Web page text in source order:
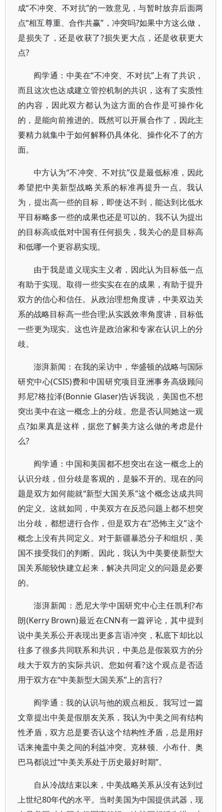
成“不冲突、不对抗”的一致意见，与暂时放弃后面两
点“相互尊重、合作共赢”，冲突吗?如果中方这么做，
是损失了，还是收获了?损失更大点，还是收获更大
点?
阎学通：中美在“不冲突、不对抗”上有了共识，
而且这次也达成建立管控机制的共识，这有了实质性
的内容，因此双方都认为这方面的合作是可操作化
的，是能向前推进的。既然可以开展合作了，因此主
要精力就集中于如何解释仍具体化、操作化不了的方
面。
中方认为“不冲突、不对抗”仅是最低标准，因此
希望把中美新型战略关系的标准再提升一点。我认
为，提出高一些的目标，即使达不到，能达到比低水
平目标略多一些的成果也还是可以的。我不认为提出
的目标高或低对中国有任何损失，我关心的是目标高
和低哪一个更容易实现。
由于我是道义现实主义者，因此认为目标低一点
有助于实现。取得一些实实在在的成果，有助于提升
双方的信心和信任。从政治理想角度讲，中美双边关
系的战略目标高一些合理;从实践效率角度讲，目标低
一些更为现实。这也许是政治家和专家在认识上的分
歧。
澎湃新闻：在我的采访中，华盛顿的战略与国际
研究中心(CSIS)费和中国研究项目亚洲事务高级顾问
邦尼?格拉泽(Bonnie Glaser)告诉我说，美国也不想
突出美中在这一概念上的分歧。您是否认同她这一观
点?如果真是这样，据您了解美方这么做的考虑是什
么?
阎学通：中国和美国都不想突出在这一概念上的
认识分歧，但分歧是客观的，是躲不开的。现在的问
题是双方如何能就“新型大国关系”这个概念达成共同
的定义。这就如同，中美双方在反恐问题上都不想突
出分歧，都想进行合作，但是双方在“恐怖主义”这个
概念上没有共同定义。对于新疆暴恐分子和组织，美
国不接受我们的判断。因此，我认为中美要使新型大
国关系能较快建立起来，解决共同定义的问题是必要
的。
澎湃新闻：悉尼大学中国研究中心主任凯利?布
朗(Kerry Brown)最近在CNN有一篇评论，其中提到
说中美关系公开表现出更多言语冲突，私底下却比以
往多了很多共同联系和共识，中美总是假装双方的分
歧大于双方的实际共识。您如何看?这个观点是否适
用于双方在“中美新型大国关系”上的言行?
阎学通：我的认识与他的观点相反。我写过一篇
文章提出中美是假朋友关系，我认为中美之间有结构
性矛盾，双方总是要否认这个结构性矛盾，总是用好
话来掩盖中美之间的利益冲突。克林顿、小布什、奥
巴马都说过“中美关系处于历史最好时期”。
自从冷战结束以来，中美战略关系从没有达到过
上世纪80年代的水平。当时美国为中国提供武器，现